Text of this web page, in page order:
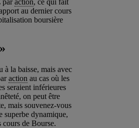
paraction, ce qui fait
au dernier cours
boursière
à la baisse, mais avec
action au cas où les
seraient inférieures
on peut être
mais souvenez-vous
superbe dynamique,
cours de Bourse.